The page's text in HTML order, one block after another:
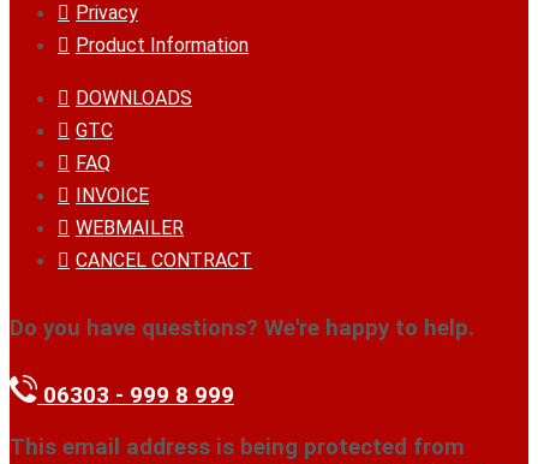
Privacy
Product Information
DOWNLOADS
GTC
FAQ
INVOICE
WEBMAILER
CANCEL CONTRACT
Do you have questions? We're happy to help.
06303 - 999 8 999
This email address is being protected from